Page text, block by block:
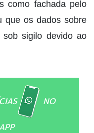
como fachada pelo
que os dados sobre
sob sigilo devido ao
NO